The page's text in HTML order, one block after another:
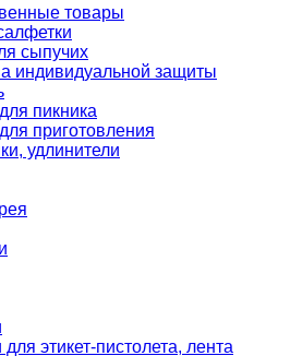
товары
сыпучих
индивидуальной защиты
пикника
приготовления
удлинители
этикет-пистолета, лента